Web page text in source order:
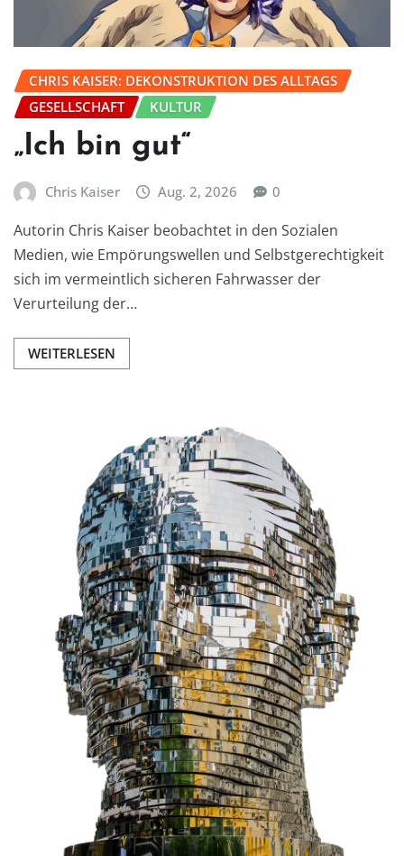
CHRIS KAISER: DEKONSTRUKTION DES ALLTAGS
GESELLSCHAFT
KULTUR
„Ich bin gut“
Chris Kaiser Aug. 2, 2026 0
Autorin Chris Kaiser beobachtet in den Sozialen
Medien, wie Empörungswellen und Selbstgerechtigkeit
sich im vermeintlich sicheren Fahrwasser der
Verurteilung der…
WEITERLESEN